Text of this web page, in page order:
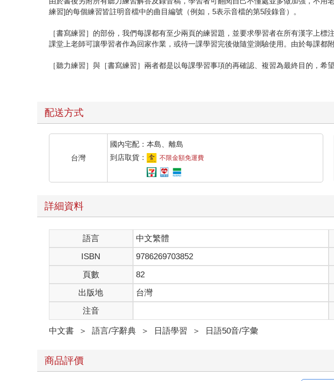
練習]的每個練習皆註明音檔中的曲目編號（例如，5表示音檔的第5段錄音）。
［書寫練習］的部份，我們每課都有至少兩頁的練習題，並要求學習者在所有漢字上標
課堂上老師可讓學習者作為回家作業，或待一課學習完後做隨堂測驗使用。由於每課都
［聽力練習］與［書寫練習］兩者都是以每課學習事項的再確認、複習為最終目的，希
配送方式
台灣
國內宅配：本島、離島
到店取貨：
不限金額免運費
詳細資料
語言 中文繁體
ISBN
9786269703852
頁數
82
出版地
台灣
注音
中文書 ＞ 語言/字辭典 ＞ 日語學習 ＞ 日語50音/字彙
商品評價